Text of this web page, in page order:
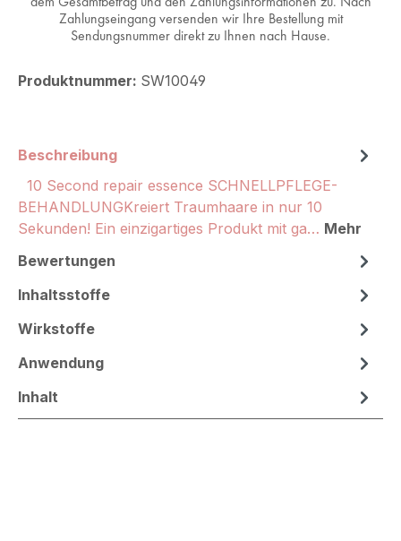
Zahlungseingang versenden wir Ihre Bestellung mit
Sendungsnummer direkt zu Ihnen nach Hause.
Produktnummer: SW10049
Beschreibung
10 Second repair essence SCHNELLPFLEGE-
BEHANDLUNGKreiert Traumhaare in nur 10
Sekunden! Ein einzigartiges Produkt mit ga… Mehr
Bewertungen
Inhaltsstoffe
Wirkstoffe
Anwendung
Inhalt